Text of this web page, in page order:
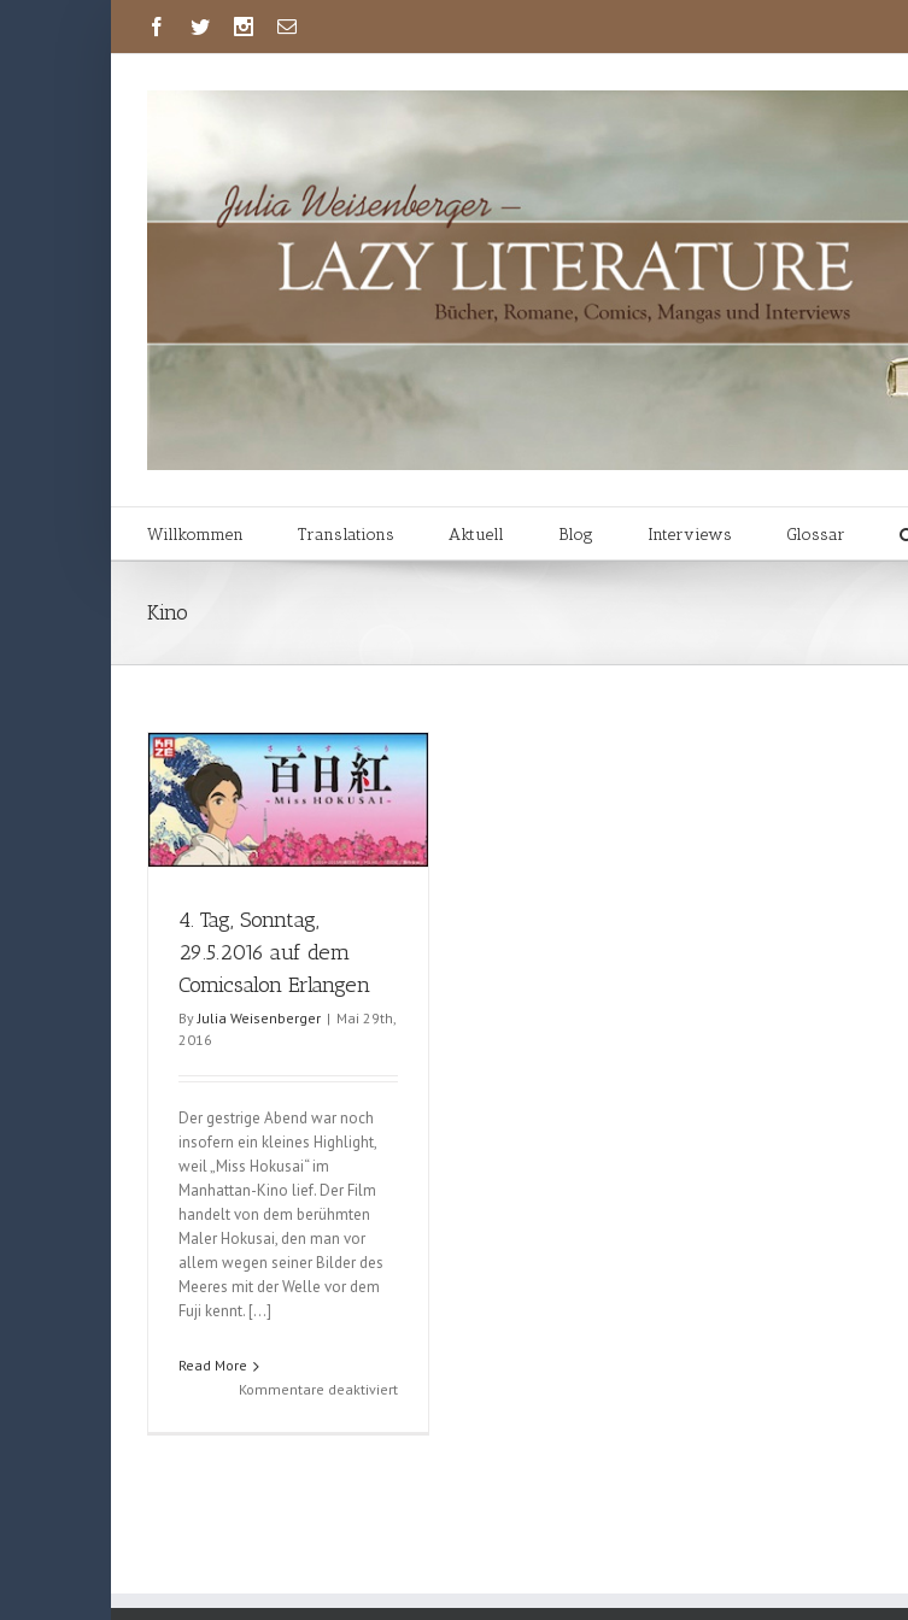
Willkommen Translations Aktuell Blog Interviews Glossar
Kino
4. Tag, Sonntag,
29.5.2016 auf dem
Comicsalon Erlangen
By Julia Weisenberger | Mai 29th,
2016
Der gestrige Abend war noch
insofern ein kleines Highlight,
weil „Miss Hokusai“ im
Manhattan-Kino lief. Der Film
handelt von dem berühmten
Maler Hokusai, den man vor
allem wegen seiner Bilder des
Meeres mit der Welle vor dem
Fuji kennt. […]
Read More
Kommentare deaktiviertfür